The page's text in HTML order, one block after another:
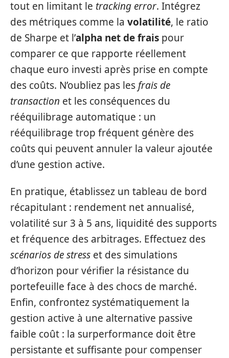
tout en limitant le tracking error. Intégrez
des métriques comme la volatilité, le ratio
de Sharpe et l’alpha net de frais pour
comparer ce que rapporte réellement
chaque euro investi après prise en compte
des coûts. N’oubliez pas les frais de
transaction et les conséquences du
rééquilibrage automatique : un
rééquilibrage trop fréquent génère des
coûts qui peuvent annuler la valeur ajoutée
d’une gestion active.
En pratique, établissez un tableau de bord
récapitulant : rendement net annualisé,
volatilité sur 3 à 5 ans, liquidité des supports
et fréquence des arbitrages. Effectuez des
scénarios de stress et des simulations
d’horizon pour vérifier la résistance du
portefeuille face à des chocs de marché.
Enfin, confrontez systématiquement la
gestion active à une alternative passive
faible coût : la surperformance doit être
persistante et suffisante pour compenser